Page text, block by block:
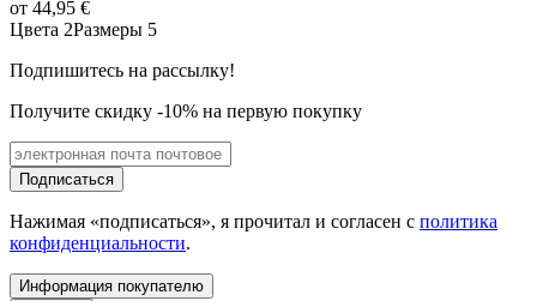
от 44,95 €
Цвета 2Размеры 5
Подпишитесь на рассылку!
Получите скидку -10% на первую покупку
Подписаться
Нажимая «подписаться», я прочитал и согласен с политика
конфиденциальности.
Информация покупателю